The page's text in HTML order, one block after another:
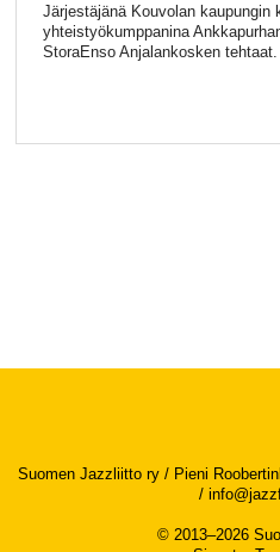
Järjestäjänä Kouvolan kaupungin
yhteistyökumppanina
StoraEnso Anjalankosken tehtaat.
Suomen Jazzliitto ry / Pieni
/
© 2013–2026